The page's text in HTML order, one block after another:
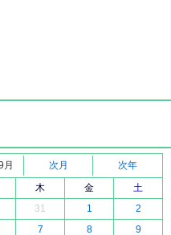
月 次月
次年
木 金
土
31 1
2
7 8 9